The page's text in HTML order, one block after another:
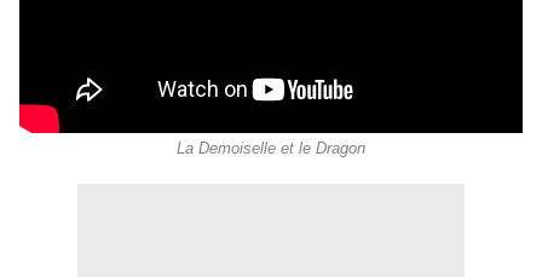
La Demoiselle et le Dragon